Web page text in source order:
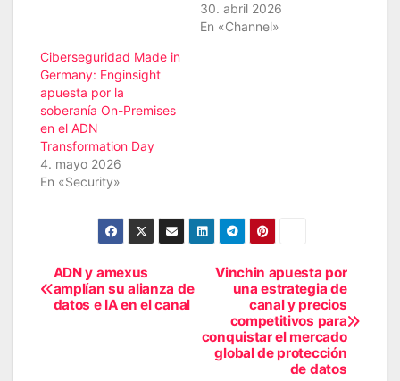
30. abril 2026
En «Channel»
Ciberseguridad Made in
Germany: Enginsight
apuesta por la
soberanía On-Premises
en el ADN
Transformation Day
4. mayo 2026
En «Security»
Navegación
de
Vinchin apuesta por
una estrategia de
canal y precios
competitivos para
conquistar el mercado
global de protección
de datos
ADN y amexus
amplían su alianza de
datos e IA en el canal